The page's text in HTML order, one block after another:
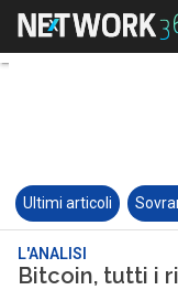
Ultimi articoli
L'ANALISI
Bitcoin, tutti i